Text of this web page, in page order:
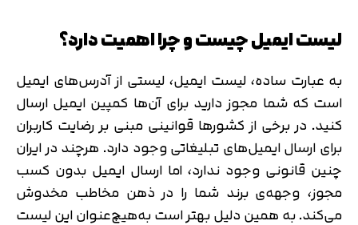
لیست ایمیل چیست و چرا اهمیت دارد؟
به عبارت ساده، لیست ایمیل، لیستی از آدرس‌های ایمیل
است که شما مجوز دارید برای آن‌ها کمپین ایمیل ارسال
کنید. در برخی از کشورها قوانینی مبنی بر رضایت کاربران
برای ارسال ایمیل‌های تبلیغاتی وجود دارد. هرچند در ایران
چنین قانونی وجود ندارد، اما ارسال ایمیل بدون کسب
مجوز، وجهه‌ی برند شما را در ذهن مخاطب مخدوش
می‌کند. به همین دلیل بهتر است به‌هیچ‌عنوان این لیست